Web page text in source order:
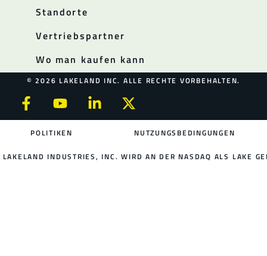
Standorte
Vertriebspartner
Wo man kaufen kann
© 2026 LAKELAND INC. ALLE RECHTE VORBEHALTEN.
POLITIKEN NUTZUNGSBEDINGUNGEN
LAKELAND INDUSTRIES, INC. WIRD AN DER NASDAQ ALS LAKE